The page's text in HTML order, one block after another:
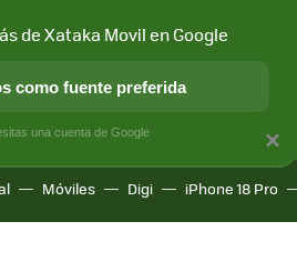
Y SOCIEDAD APLICACIONES
Móviles Digi iPhone 18 Pro
×
de Xataka Movil en Google
como fuente preferida
una cuenta de Google